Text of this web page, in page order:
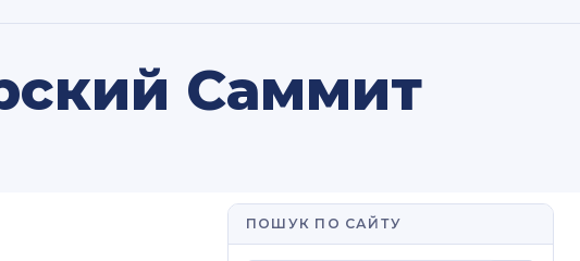
Саммит
ПОШУК ПО САЙТУ